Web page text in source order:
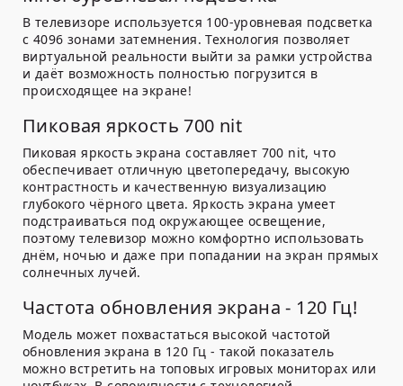
В телевизоре используется 100-уровневая подсветка
с 4096 зонами затемнения. Технология позволяет
виртуальной реальности выйти за рамки устройства
и даёт возможность полностью погрузится в
происходящее на экране!
Пиковая яркость 700 nit
Пиковая яркость экрана составляет 700 nit, что
обеспечивает отличную цветопередачу, высокую
контрастность и качественную визуализацию
глубокого чёрного цвета. Яркость экрана умеет
подстраиваться под окружающее освещение,
поэтому телевизор можно комфортно использовать
днём, ночью и даже при попадании на экран прямых
солнечных лучей.
Частота обновления экрана - 120 Гц!
Модель может похвастаться высокой частотой
обновления экрана в 120 Гц - такой показатель
можно встретить на топовых игровых мониторах или